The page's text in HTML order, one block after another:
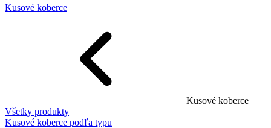
Kusové koberce
Kusové koberce
Všetky produkty
Kusové koberce podľa typu